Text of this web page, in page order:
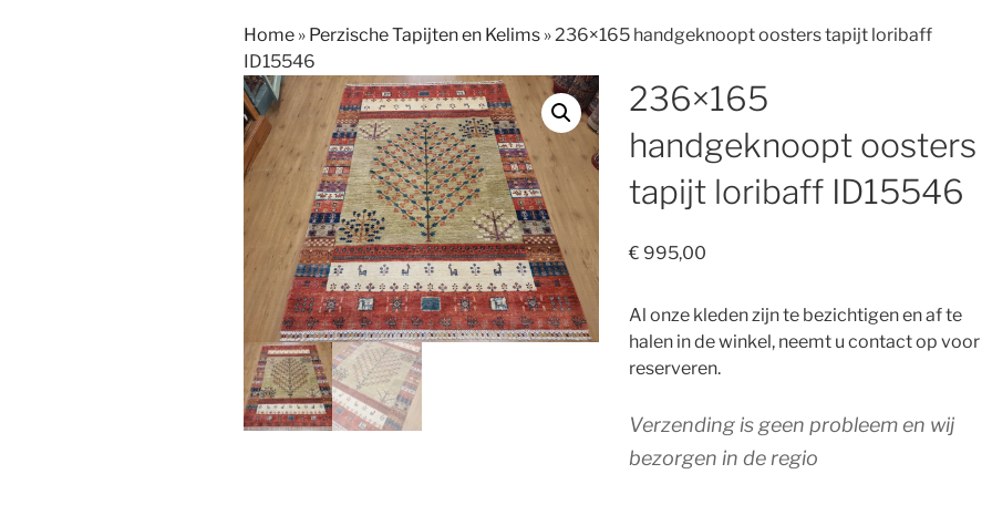
Home » Perzische Tapijten en Kelims »236×165 handgeknoopt oosters tapijt loribaff
ID15546
236×165
handgeknoopt oosters
tapijt loribaff ID15546
€ 995,00
Al onze kleden zijn te bezichtigen en af te
halen in de winkel, neemt u contact op voor
reserveren.
Verzending is geen probleem en wij
bezorgen in de regio